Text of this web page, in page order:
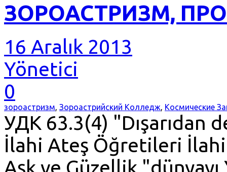
ЗОРОАСТРИЗМ,
16 Aralık 2013
Yönetici
0
зороастризм, Зороастрийский Колледж, Космические
УДК 63.3(4) "Dışarıdan
İlahi Ateş Öğretileri İlahi
Aşk ve Güzellik